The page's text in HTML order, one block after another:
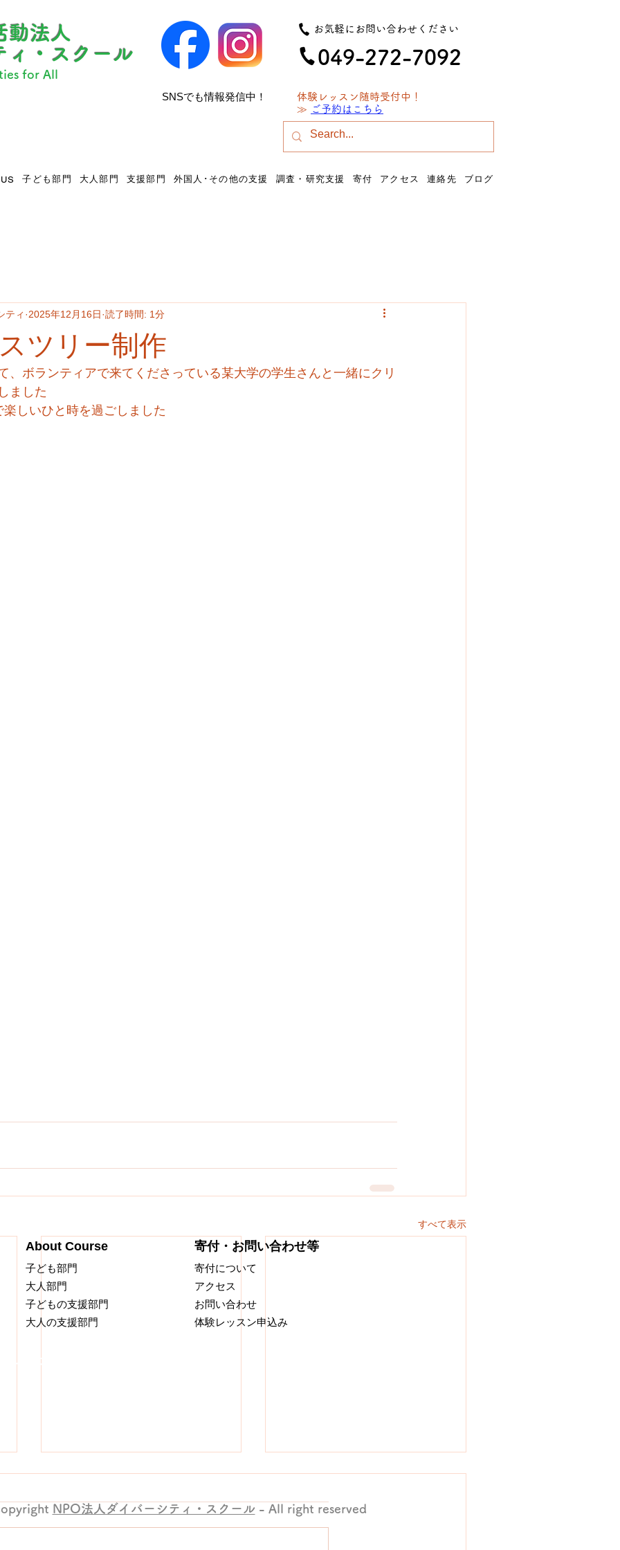
動法人
ィ・スクール
for All
SNSでも情報発信中！
​お気軽にお問い合わせください
049-272-7092
体験レッスン​随時受付中！
​≫ ご予約はこちら
​西武新宿線 南大塚駅​北口を出て徒歩1分！
子ども部門 大人部門 支援部門 外国人･その他の支援 調査・研究支援 寄付 アクセス 連絡先 ブログ
ツリー制作
ティ 2025年12月16日 読了時間: 1分
、ボランティアで来てくださっている某大学の学生さんと一緒にクリ
ました
しいひと時を過ごしました
すべて表示
About Course
​子ども部門​
​大人部門​
子どもの​支援部門​
​寄付・お問い合わせ等
​寄付について
アクセス
​お問い合わせ
​体験レッスン申込み
大人の​支援部門​
ィ・スクール
NPO法人ダイバーシティ・スクール - All right reserved